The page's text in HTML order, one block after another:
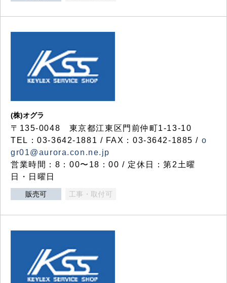
(株)オグラ
〒135-0048 東京都江東区門前仲町1-13-10
TEL：03-3642-1881 / FAX：03-3642-1885 / o
gr01@aurora.con.ne.jp
営業時間：8：00〜18：00 / 定休日：第2土曜
日・日曜日
販売可 工事・取付可